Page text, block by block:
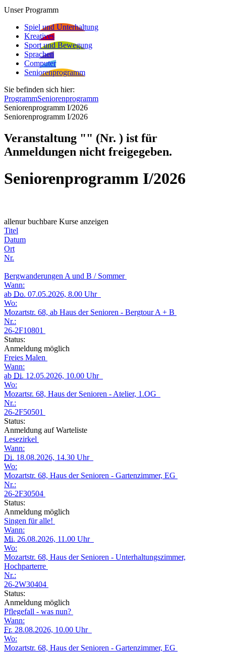
Unser Programm
Spiel und Unterhaltung
Kreatives
Sport und Bewegung
Sprachen
Computer
Seniorenprogramm
Sie befinden sich hier:
ProgrammSeniorenprogramm
Seniorenprogramm I/2026
Seniorenprogramm I/2026
Veranstaltung "" (Nr. ) ist für
Anmeldungen nicht freigegeben.
Seniorenprogramm I/2026
allenur buchbare Kurse anzeigen
Titel
Datum
Ort
Nr.
Bergwanderungen A und B / Sommer
Wann:
ab Do. 07.05.2026, 8.00 Uhr
Wo:
Mozartstr. 68, ab Haus der Senioren - Bergtour A + B
Nr.:
26-2F10801
Status:
Anmeldung möglich
Freies Malen
Wann:
ab Di. 12.05.2026, 10.00 Uhr
Wo:
Mozartsr. 68, Haus der Senioren - Atelier, 1.OG
Nr.:
26-2F50501
Status:
Anmeldung auf Warteliste
Lesezirkel
Wann:
Di. 18.08.2026, 14.30 Uhr
Wo:
Mozartstr. 68, Haus der Senioren - Gartenzimmer, EG
Nr.:
26-2F30504
Status:
Anmeldung möglich
Singen für alle!
Wann:
Mi. 26.08.2026, 11.00 Uhr
Wo:
Mozartstr. 68, Haus der Senioren - Unterhaltungszimmer,
Hochparterre
Nr.:
26-2W30404
Status:
Anmeldung möglich
Pflegefall - was nun?
Wann:
Fr. 28.08.2026, 10.00 Uhr
Wo:
Mozartstr. 68, Haus der Senioren - Gartenzimmer, EG